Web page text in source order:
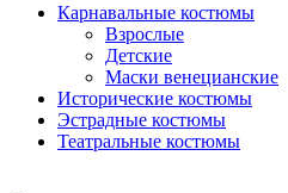
Карнавальные костюмы
Взрослые
Детские
Маски венецианские
Исторические костюмы
Эстрадные костюмы
Театральные костюмы